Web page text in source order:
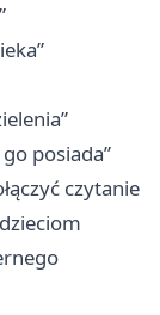
posiada”
czytanie